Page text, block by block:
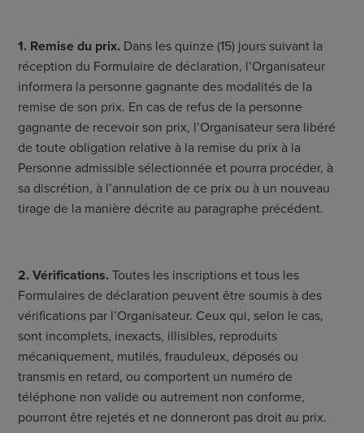
1. Remise du prix. Dans les quinze (15) jours suivant la
réception du Formulaire de déclaration, l’Organisateur
informera la personne gagnante des modalités de la
remise de son prix. En cas de refus de la personne
gagnante de recevoir son prix, l’Organisateur sera libéré
de toute obligation relative à la remise du prix à la
Personne admissible sélectionnée et pourra procéder, à
sa discrétion, à l’annulation de ce prix ou à un nouveau
tirage de la manière décrite au paragraphe précédent.
2. Vérifications.Toutes les inscriptions et tous les
Formulaires de déclaration peuvent être soumis à des
vérifications par l’Organisateur. Ceux qui, selon le cas,
sont incomplets, inexacts, illisibles, reproduits
mécaniquement, mutilés, frauduleux, déposés ou
transmis en retard, ou comportent un numéro de
téléphone non valide ou autrement non conforme,
pourront être rejetés et ne donneront pas droit au prix.